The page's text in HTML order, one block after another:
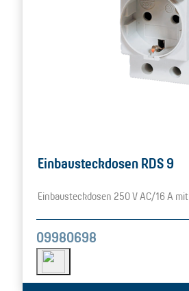
Einbausteckdosen RDS 9
Einbausteckdosen 250 V AC/16 A
09980698